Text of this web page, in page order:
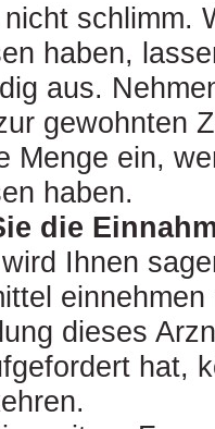
schlimm.
haben,
aus.
gewohnten
Menge ein,
haben.
die
Ihnen
dieses
hat,